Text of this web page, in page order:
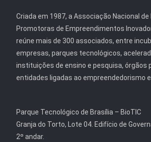
Criada em 1987, a Associação Nacional
Promotoras de Empreendimentos
reúne mais de 300 associados, entre
empresas, parques tecnológicos,
instituições de ensino e pesquisa, órgãos
entidades ligadas ao empreendedorismo e
Parque Tecnológico de Brasília – BioTIC
Granja do Torto, Lote 04. Edifício de
2º andar.